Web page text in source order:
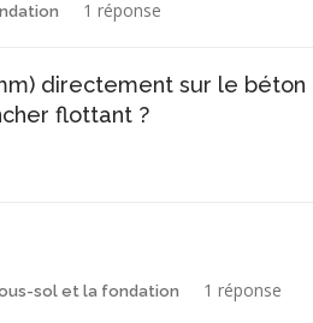
1 réponse
directement sur le béton
flottant ?
sol et la fondation 1 réponse